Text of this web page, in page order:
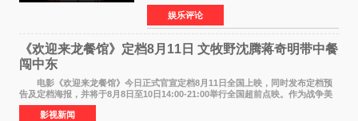
爱 2026 年7 月21 日，
NBAUNITEDBYJACK&JONES 全国首店，于郑
州正弘城正式启幕。NBA 传奇球星
娱乐评论
《欢迎来龙餐馆》定档8月11日 文牧野沈腾蒋奇明带中餐
闯中东
电影《欢迎来龙餐馆》今日正式官宣定档8月11日全国上映，同时发布定档预
告及定档海报，并将于8月8日至10日14:00-21:00举行全国超前点映。作为战争美
食大片，影片讲述的是中国厨师徐福（沈腾
影视新闻